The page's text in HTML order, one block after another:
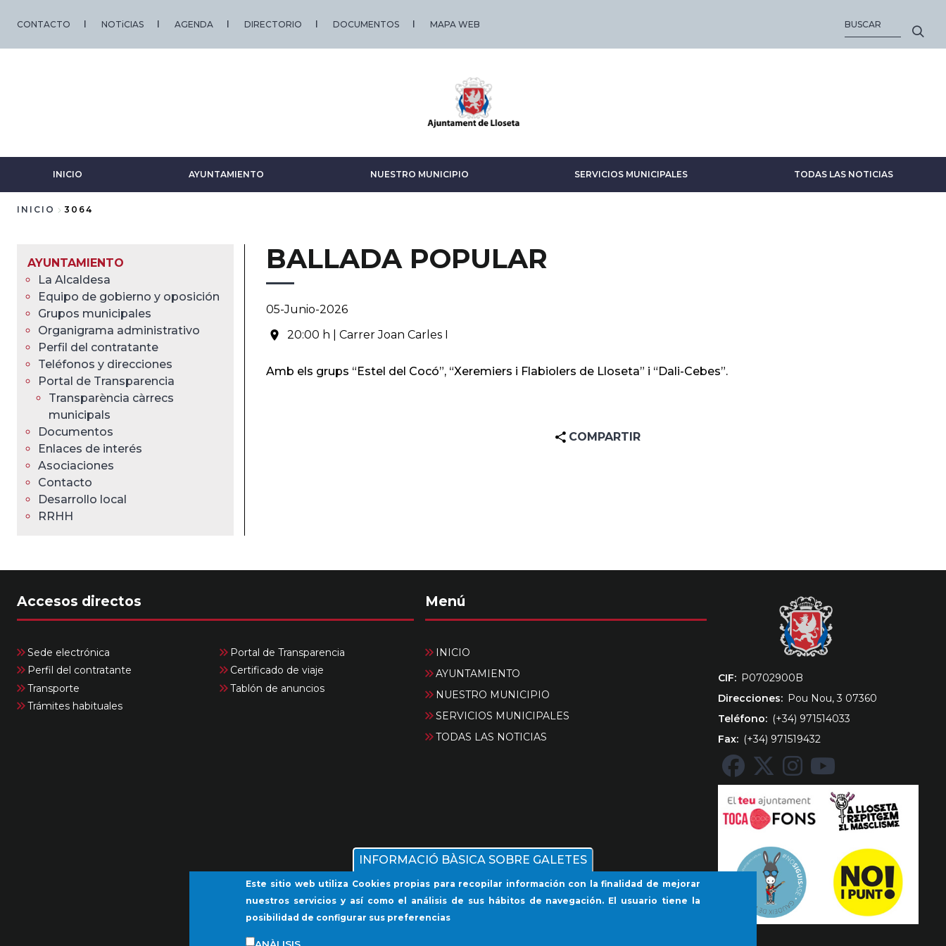
CONTACTO NOTiCIAS AGENDA DIRECTORIO DOCUMENTOS MAPA WEB
INICIO AYUNTAMIENTO NUESTRO MUNICIPIO SERVICIOS MUNICIPALES TODAS LAS NOTICIAS
enlaces
de
ayuda
a
la
navegación
INICIO 3064
AYUNTAMIENTO
La Alcaldesa
Equipo de gobierno y oposición
Grupos municipales
Organigrama administrativo
Perfil del contratante
Teléfonos y direcciones
Portal de Transparencia
Transparència càrrecs
municipals
Documentos
Enlaces de interés
Asociaciones
Contacto
Desarrollo local
RRHH
BALLADA POPULAR
05-Junio-2026
20:00 h | Carrer Joan Carles I
Amb els grups “Estel del Cocó”, “Xeremiers i Flabiolers de Lloseta” i “Dali-Cebes”.
COMPARTIR
Accesos directos
Sede electrónica
Portal de Transparencia
Perfil del contratante
Certificado de viaje
Transporte
Tablón de anuncios
Trámites habituales
Menú
INICIO
AYUNTAMIENTO
NUESTRO MUNICIPIO
SERVICIOS MUNICIPALES
TODAS LAS NOTICIAS
CIF
‎P0702900B
Direcciones
Pou Nou, 3 07360
Teléfono
(+34) 971514033
Fax
(+34) 971519432
INFORMACIÓ BÀSICA SOBRE GALETES
Este sitio web utiliza Cookies propias para recopilar información con la finalidad de mejorar
nuestros servicios y así como el análisis de sus hábitos de navegación. El usuario tiene la
posibilidad de configurar sus preferencias